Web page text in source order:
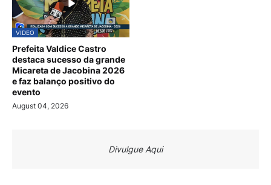
VIDEO
Prefeita Valdice Castro
destaca sucesso da grande
Micareta de Jacobina 2026
e faz balanço positivo do
evento
August 04, 2026
Divulgue Aqui